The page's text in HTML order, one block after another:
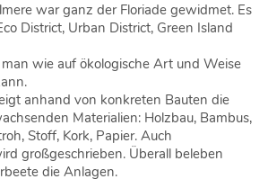
war ganz der Floriade gewidmet. Es
District, Urban District, Green Island
wie auf ökologische Art und Weise
anhand von konkreten Bauten die
Materialien: Holzbau, Bambus,
Stoff, Kork, Papier. Auch
großgeschrieben. Überall beleben
die Anlagen.